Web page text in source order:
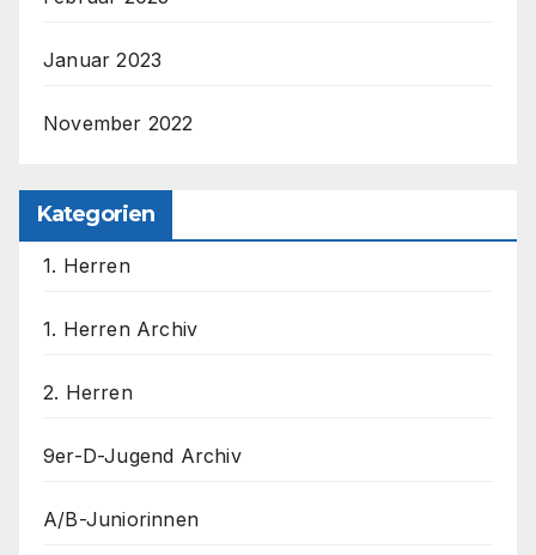
Januar 2023
November 2022
Kategorien
1. Herren
1. Herren Archiv
2. Herren
9er-D-Jugend Archiv
A/B-Juniorinnen